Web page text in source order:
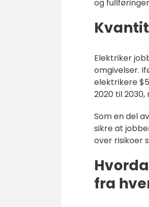
og
Elektriker
omgivelser.
elektrikere
2020 til
Som en del
sikre at
over risikoer
fra